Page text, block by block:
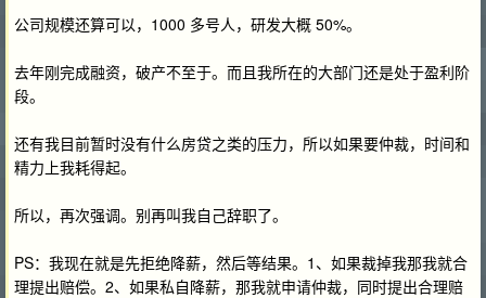
公司规模还算可以，1000 多号人，研发大概 50%。
去年刚完成融资，破产不至于。而且我所在的大部门还是处于盈利阶
段。
还有我目前暂时没有什么房贷之类的压力，所以如果要仲裁，时间和
精力上我耗得起。
所以，再次强调。别再叫我自己辞职了。
PS：我现在就是先拒绝降薪，然后等结果。1、如果裁掉我那我就合
理提出赔偿。2、如果私自降薪，那我就申请仲裁，同时提出合理赔